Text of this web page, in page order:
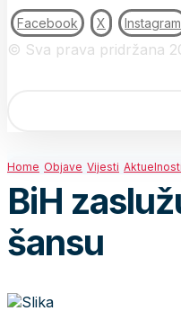
Facebook X Instagram
© Sva prava pridržana
Home Objave Vijesti Aktuelnosti
BiH
šansu